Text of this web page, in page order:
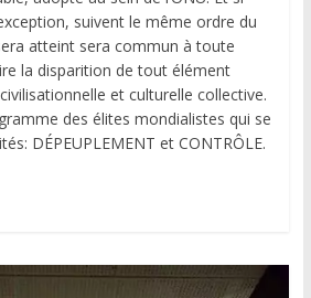
suivent le même ordre du
atteint sera commun à toute
la disparition de tout élément
et culturelle collective.
des élites mondialistes qui se
DÉPEUPLEMENT et CONTRÔLE.